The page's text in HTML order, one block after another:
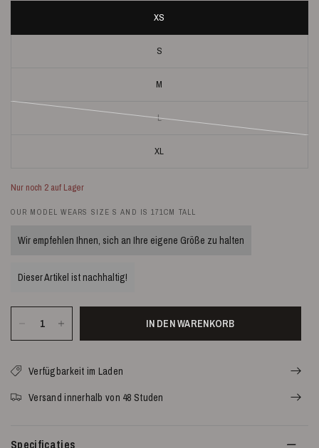
XS
S
M
L
XL
Nur noch 2 auf Lager
OUR MODEL WEARS SIZE S AND IS 171CM TALL
Wir empfehlen Ihnen, sich an Ihre eigene Größe zu halten
Dieser Artikel ist nachhaltig!
IN DEN WARENKORB
Verfügbarkeit im Laden
Versand innerhalb von 48 Studen
Specificaties